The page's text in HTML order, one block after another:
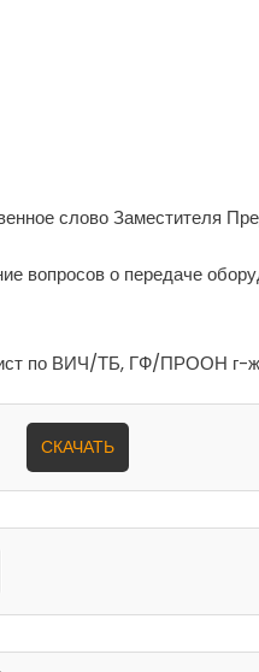
слово Заместителя
вопросов о передаче
по ВИЧ/ТБ, ГФ/ПРООН г-
СКАЧАТЬ